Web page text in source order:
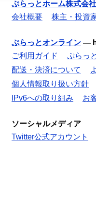
ぷらっとホーム株式会社
会社概要
株主・投資
ぷらっとオンライン —
ご利用ガイド
ぷらっ
配送・決済について
個人情報取り扱い方針
IPv6への取り組み
お
ソーシャルメディア
Twitter公式アカウント